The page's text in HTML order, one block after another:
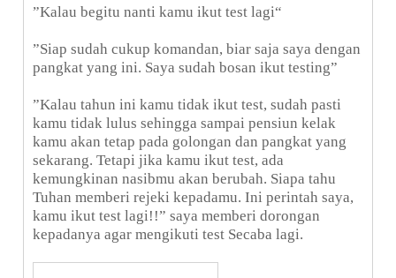
”Kalau begitu nanti kamu ikut test lagi“
”Siap sudah cukup komandan, biar saja saya dengan
pangkat yang ini. Saya sudah bosan ikut testing”
”Kalau tahun ini kamu tidak ikut test, sudah pasti
kamu tidak lulus sehingga sampai pensiun kelak
kamu akan tetap pada golongan dan pangkat yang
sekarang. Tetapi jika kamu ikut test, ada
kemungkinan nasibmu akan berubah. Siapa tahu
Tuhan memberi rejeki kepadamu. Ini perintah saya,
kamu ikut test lagi!!” saya memberi dorongan
kepadanya agar mengikuti test Secaba lagi.